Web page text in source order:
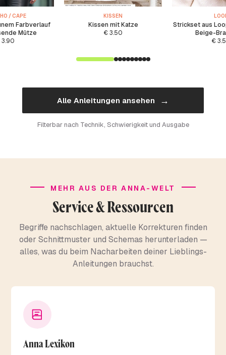
/ CAPE
Farbverlauf
Mütze
3.90
KISSEN
Kissen mit Katze
€3.50
Strickset aus
Beige-
€
Alle Anleitungen ansehen →
Filterbar nach Technik, Schwierigkeit und Ausgabe
MEHR AUS DER ANNA-WELT
Service & Ressourcen
Begriffe nachschlagen, aktuelle Korrekturen finden
oder Schnittmuster und Schemas herunterladen —
alles, was du beim Nacharbeiten deiner Lieblings-
Anleitungen brauchst.
Anna Lexikon